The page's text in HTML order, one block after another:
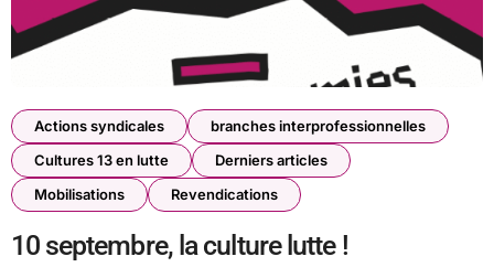
Actions syndicales
branches interprofessionnelles
Cultures 13 en lutte
Derniers articles
Mobilisations
Revendications
10 septembre, la culture lutte !